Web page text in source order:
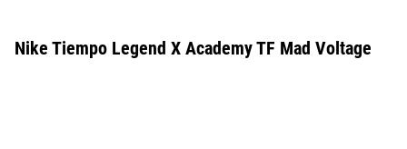
Nike Tiempo Legend X Academy TF Mad Voltage